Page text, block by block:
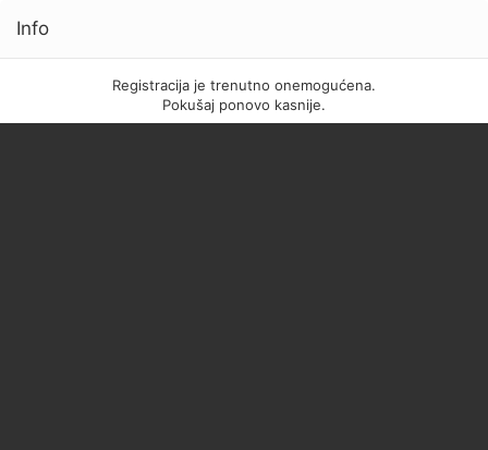
Info
Registracija je trenutno onemogućena.
Pokušaj ponovo kasnije.